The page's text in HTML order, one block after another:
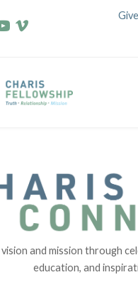
and mission through
education, and